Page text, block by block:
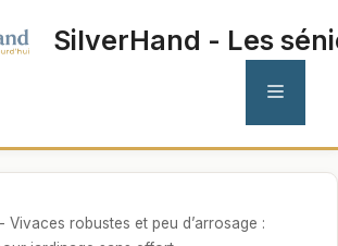
SilverHand - Les
MENU
- Vivaces robustes et peu d’arrosage :